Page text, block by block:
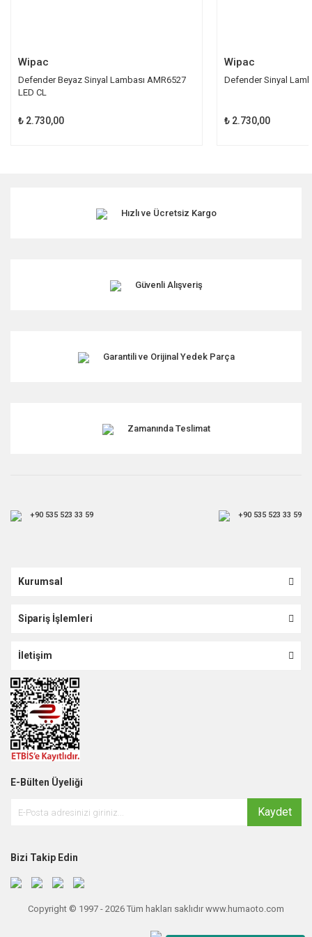
Wipac
Defender Beyaz Sinyal Lambası AMR6527
LED CL
₺ 2.730,00
Wipac
Defender Sinyal
₺ 2.730,00
Hızlı ve Ücretsiz Kargo
Güvenli Alışveriş
Garantili ve Orijinal Yedek Parça
Zamanında Teslimat
+90 535 523 33 59 +90 535 523 33 59
Kurumsal
Sipariş İşlemleri
İletişim
E-Bülten Üyeliği
Kaydet
Bizi Takip Edin
Copyright © 1997 - 2026 Tüm hakları saklıdır www.humaoto.com